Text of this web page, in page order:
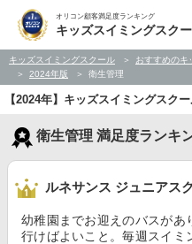
オリコン顧客満足度ランキング
キッズスイミングスク
キッズスイミングスクール
おすすめのキ
2024年版
衛生管理
【2024年】キッズスイミングスク
衛生管理 満足度ランキ
ルネサンス ジュニアス
幼稚園までお迎えのバスがあ
行けばよいこと。毎週スイミ